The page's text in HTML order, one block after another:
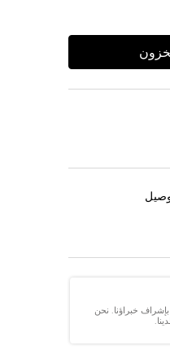
خبراؤنا. نحن